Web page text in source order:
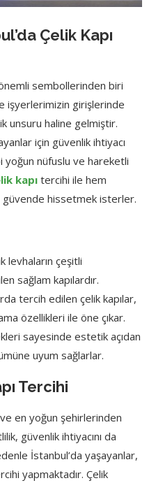
Çelik Kapı
önemli sembollerinden biri
işyerlerimizin girişlerinde
unsuru haline gelmiştir.
için güvenlik ihtiyacı
yoğun nüfuslu ve hareketli
kapı tercihi ile hem
hissetmek isterler.
levhaların çeşitli
sağlam kapılardır.
tercih edilen çelik kapılar,
özellikleri ile öne çıkar.
sayesinde estetik açıdan
uyum sağlarlar.
Tercihi
en yoğun şehirlerinden
güvenlik ihtiyacını da
İstanbul’da yaşayanlar,
yapmaktadır. Çelik